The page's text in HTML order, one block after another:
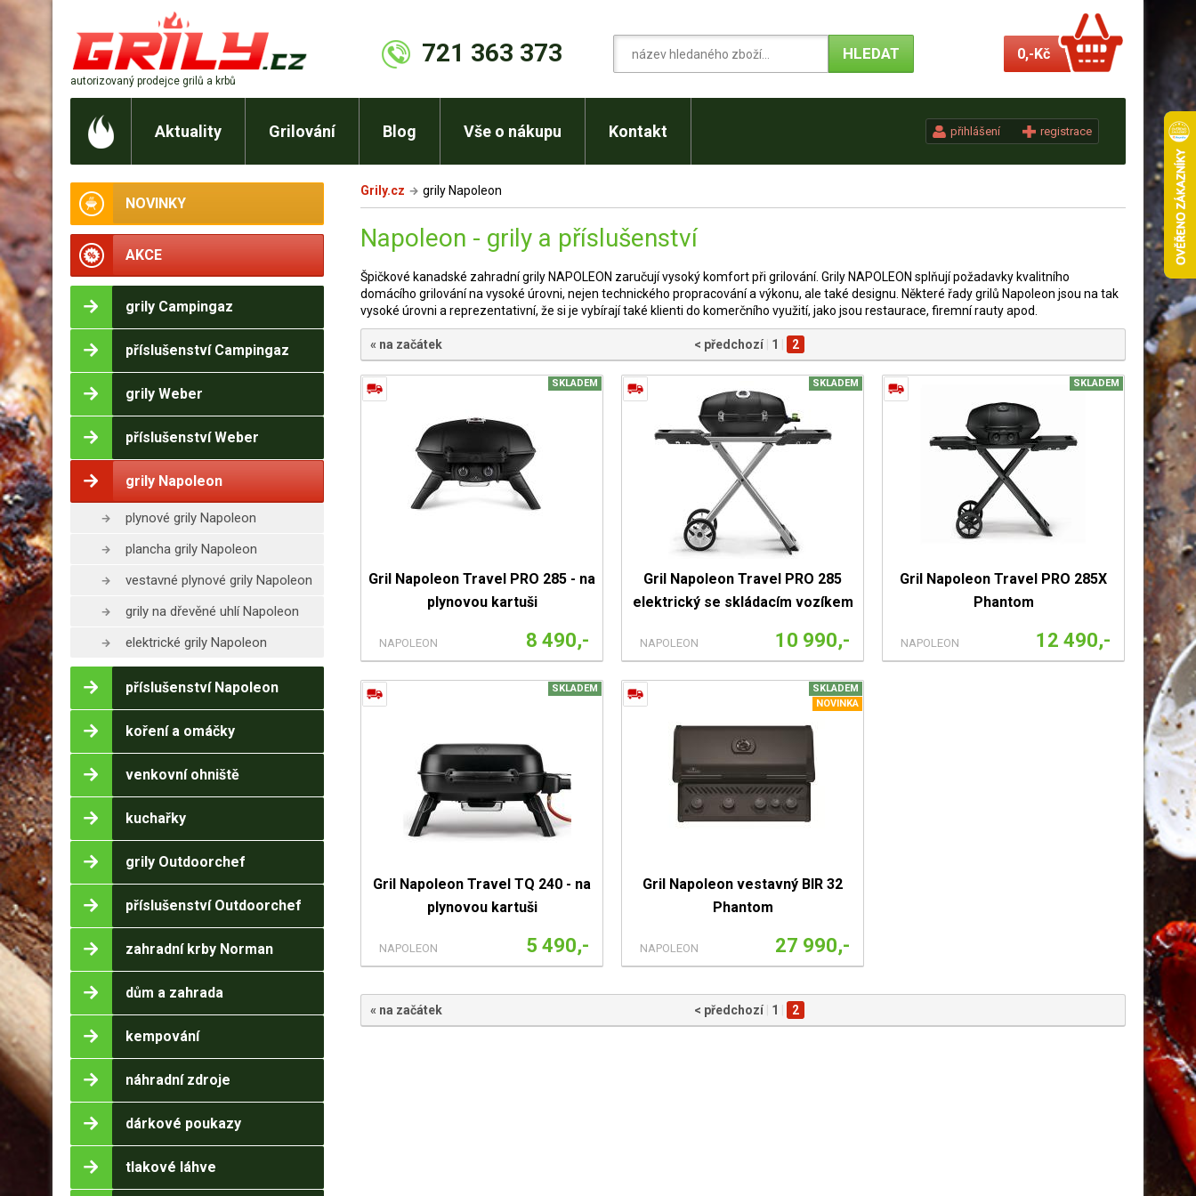
autorizovaný prodejce grilů a krbů
721 363 373 0,-Kč
Aktuality Grilování Blog Vše o nákupu Kontakt přihlášení registrace
NOVINKY
AKCE
grily Campingaz
příslušenství Campingaz
grily Weber
příslušenství Weber
grily Napoleon
plynové grily Napoleon
plancha grily Napoleon
vestavné plynové grily Napoleon
grily na dřevěné uhlí Napoleon
elektrické grily Napoleon
příslušenství Napoleon
koření a omáčky
venkovní ohniště
kuchařky
grily Outdoorchef
příslušenství Outdoorchef
zahradní krby Norman
dům a zahrada
kempování
náhradní zdroje
dárkové poukazy
tlakové láhve
Grily.cz grily Napoleon
Napoleon - grily a příslušenství
Špičkové kanadské zahradní grily NAPOLEON zaručují vysoký komfort při grilování. Grily NAPOLEON splňují požadavky kvalitního
domácího grilování na vysoké úrovni, nejen technického propracování a výkonu, ale také designu. Některé řady grilů Napoleon jsou na tak
vysoké úrovni a reprezentativní, že si je vybírají také klienti do komerčního využití, jako jsou restaurace, firemní rauty apod.
« na začátek < předchozí 1 2
SKLADEM
Gril Napoleon Travel PRO 285 - na
plynovou kartuši
NAPOLEON 8 490,-
SKLADEM
Gril Napoleon Travel PRO 285
elektrický se skládacím vozíkem
NAPOLEON 10 990,-
SKLADEM
Gril Napoleon Travel PRO 285X
Phantom
NAPOLEON 12 490,-
SKLADEM
Gril Napoleon Travel TQ 240 - na
plynovou kartuši
NAPOLEON 5 490,-
SKLADEM
NOVINKA
Gril Napoleon vestavný BIR 32
Phantom
NAPOLEON 27 990,-
« na začátek < předchozí 1 2